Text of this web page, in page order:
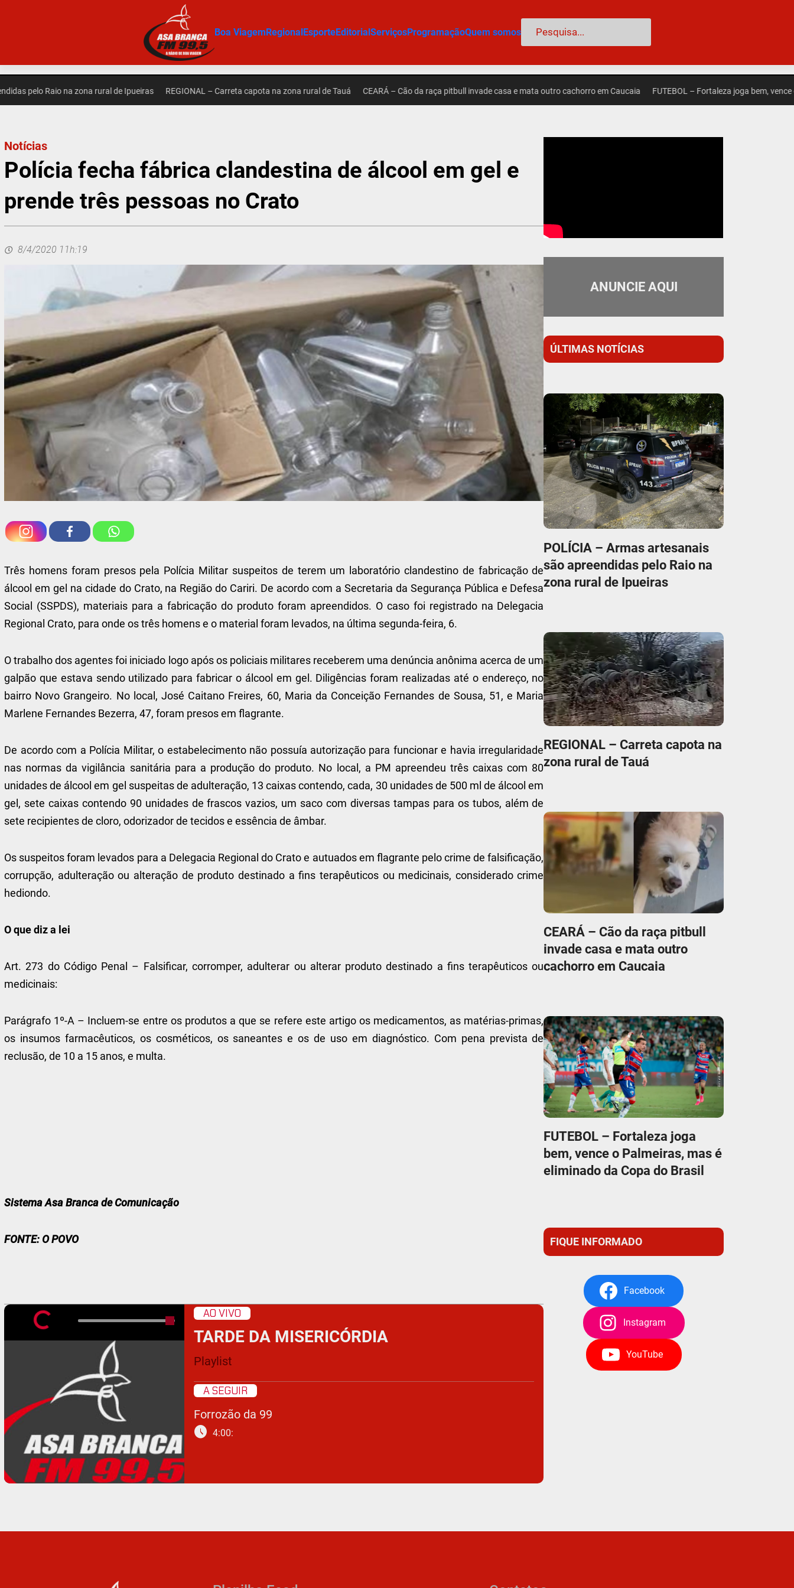
Boa ViagemRegionalEsporteEditorialServiçosProgramaçãoQuem somos Pesquisar
Raio na zona rural de Ipueiras REGIONAL – Carreta capota na zona rural de Tauá CEARÁ – Cão da raça pitbull invade casa e mata outro cachorro em Caucaia FUTEBOL – Fortaleza joga bem, vence o
Notícias
Polícia fecha fábrica clandestina de álcool em gel e
prende três pessoas no Crato
8/4/2020 11h:19
Três homens foram presos pela Polícia Militar suspeitos de terem um laboratório clandestino de fabricação de
álcool em gel na cidade do Crato, na Região do Cariri. De acordo com a Secretaria da Segurança Pública e Defesa
Social (SSPDS), materiais para a fabricação do produto foram apreendidos. O caso foi registrado na Delegacia
Regional Crato, para onde os três homens e o material foram levados, na última segunda-feira, 6.
O trabalho dos agentes foi iniciado logo após os policiais militares receberem uma denúncia anônima acerca de um
galpão que estava sendo utilizado para fabricar o álcool em gel. Diligências foram realizadas até o endereço, no
bairro Novo Grangeiro. No local, José Caitano Freires, 60, Maria da Conceição Fernandes de Sousa, 51, e Maria
Marlene Fernandes Bezerra, 47, foram presos em flagrante.
De acordo com a Polícia Militar, o estabelecimento não possuía autorização para funcionar e havia irregularidade
nas normas da vigilância sanitária para a produção do produto. No local, a PM apreendeu três caixas com 80
unidades de álcool em gel suspeitas de adulteração, 13 caixas contendo, cada, 30 unidades de 500 ml de álcool em
gel, sete caixas contendo 90 unidades de frascos vazios, um saco com diversas tampas para os tubos, além de
sete recipientes de cloro, odorizador de tecidos e essência de âmbar.
Os suspeitos foram levados para a Delegacia Regional do Crato e autuados em flagrante pelo crime de falsificação,
corrupção, adulteração ou alteração de produto destinado a fins terapêuticos ou medicinais, considerado crime
hediondo.
O que diz a lei
Art. 273 do Código Penal – Falsificar, corromper, adulterar ou alterar produto destinado a fins terapêuticos ou
medicinais:
Parágrafo 1º-A – Incluem-se entre os produtos a que se refere este artigo os medicamentos, as matérias-primas,
os insumos farmacêuticos, os cosméticos, os saneantes e os de uso em diagnóstico. Com pena prevista de
reclusão, de 10 a 15 anos, e multa.
Sistema Asa Branca de Comunicação
FONTE: O POVO
AO VIVO
TARDE DA MISERICÓRDIA
Playlist
A SEGUIR
Forrozão da 99
schedule 4:00:
ANUNCIE AQUI
ÚLTIMAS NOTÍCIAS
POLÍCIA – Armas artesanais
são apreendidas pelo Raio na
zona rural de Ipueiras
REGIONAL – Carreta capota na
zona rural de Tauá
CEARÁ – Cão da raça pitbull
invade casa e mata outro
cachorro em Caucaia
FUTEBOL – Fortaleza joga
bem, vence o Palmeiras, mas é
eliminado da Copa do Brasil
FIQUE INFORMADO
Facebook
Instagram
YouTube